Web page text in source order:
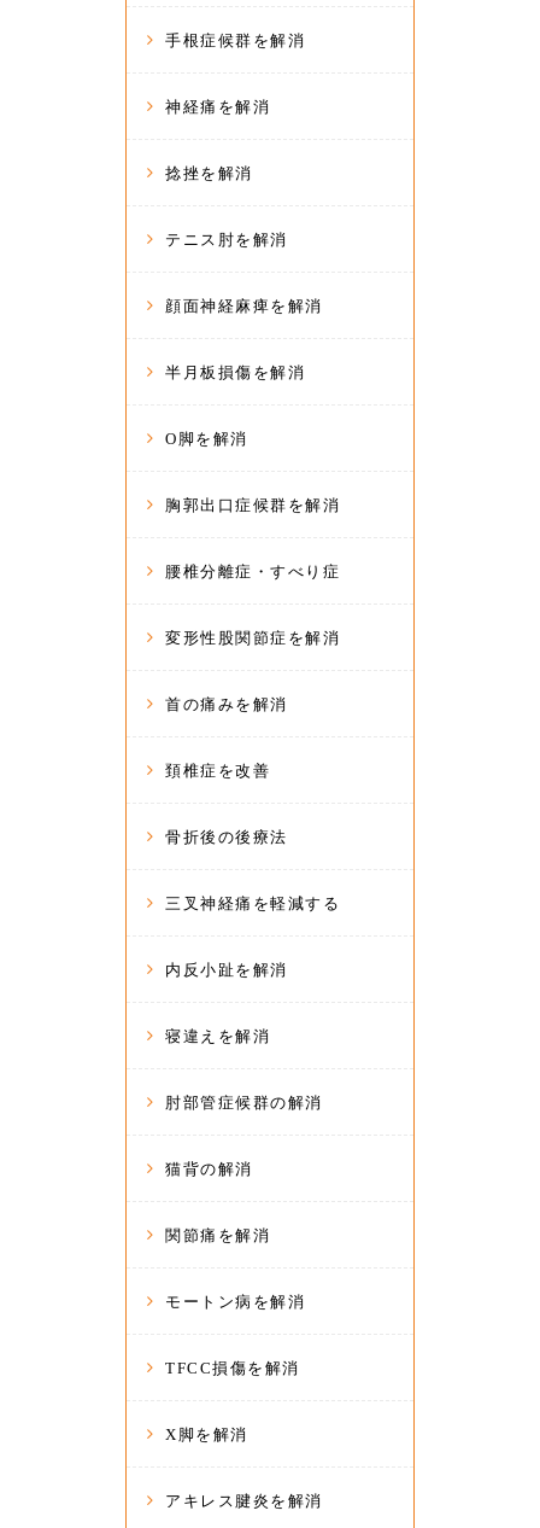
手根症候群を解消
神経痛を解消
捻挫を解消
テニス肘を解消
顔面神経麻痺を解消
半月板損傷を解消
O脚を解消
胸郭出口症候群を解消
腰椎分離症・すべり症
変形性股関節症を解消
首の痛みを解消
頚椎症を改善
骨折後の後療法
三叉神経痛を軽減する
内反小趾を解消
寝違えを解消
肘部管症候群の解消
猫背の解消
関節痛を解消
モートン病を解消
TFCC損傷を解消
X脚を解消
アキレス腱炎を解消